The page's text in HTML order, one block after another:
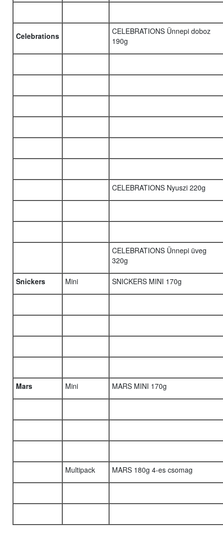
Celebrations
CELEBRATIONS Ünnepi doboz
190g
CELEBRATIONS Nyuszi 220g
CELEBRATIONS Ünnepi üveg
320g
Snickers Mini SNICKERS MINI 170g
Mars Mini MARS MINI 170g
Multipack MARS 180g 4-es csomag